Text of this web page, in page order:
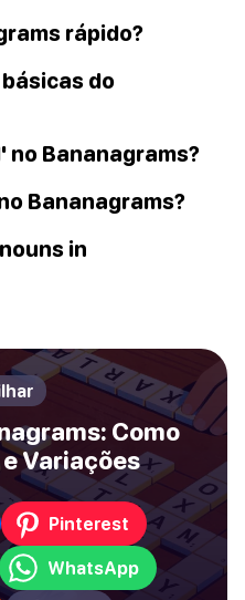
rápido?
do
no Bananagrams?
Bananagrams?
in
Como
Variações
Pinterest
WhatsApp